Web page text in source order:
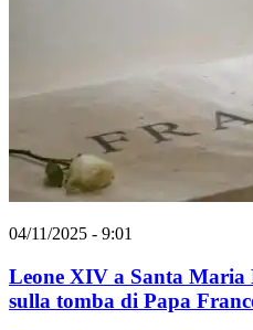
04/11/2025 - 9:01
Leone XIV a Santa Maria
sulla tomba di Papa